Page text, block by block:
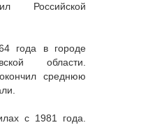
Российской
года в городе
области.
среднюю
с 1981 года.